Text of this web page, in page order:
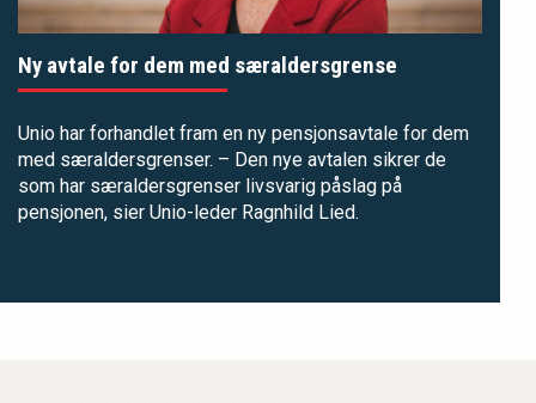
Ny avtale for dem med særaldersgrense
Unio har forhandlet fram en ny pensjonsavtale for dem
med særaldersgrenser. – Den nye avtalen sikrer de
som har særaldersgrenser livsvarig påslag på
pensjonen, sier Unio-leder Ragnhild Lied.